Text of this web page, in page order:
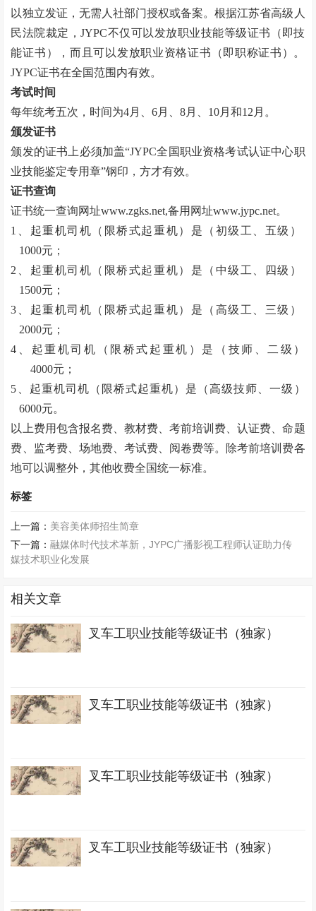
以独立发证，无需人社部门授权或备案。根据江苏省高级人
民法院裁定，JYPC不仅可以发放职业技能等级证书（即技
能证书），而且可以发放职业资格证书（即职称证书）。
JYPC证书在全国范围内有效。
考试时间
每年统考五次，时间为4月、6月、8月、10月和12月。
颁发证书
颁发的证书上必须加盖“JYPC全国职业资格考试认证中心职
业技能鉴定专用章”钢印，方才有效。
证书查询
证书统一查询网址www.zgks.net,备用网址www.jypc.net。
1、起重机司机（限桥式起重机）是（初级工、五级）
1000元；
2、起重机司机（限桥式起重机）是（中级工、四级）
1500元；
3、起重机司机（限桥式起重机）是（高级工、三级）
2000元；
4、起重机司机（限桥式起重机）是（技师、二级）
4000元；
5、起重机司机（限桥式起重机）是（高级技师、一级）
6000元。
以上费用包含报名费、教材费、考前培训费、认证费、命题
费、监考费、场地费、考试费、阅卷费等。除考前培训费各
地可以调整外，其他收费全国统一标准。
标签
上一篇： 美容美体师招生简章
下一篇：融媒体时代技术革新，JYPC广播影视工程师认证助力传
媒技术职业化发展
相关文章
叉车工职业技能等级证书（独家）
叉车工职业技能等级证书（独家）
叉车工职业技能等级证书（独家）
叉车工职业技能等级证书（独家）